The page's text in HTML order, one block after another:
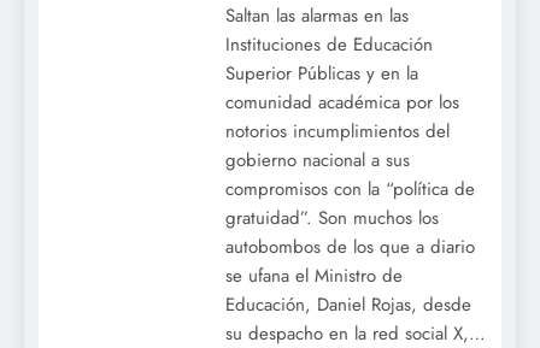
Saltan las alarmas en las
Instituciones de Educación
Superior Públicas y en la
comunidad académica por los
notorios incumplimientos del
gobierno nacional a sus
compromisos con la “política de
gratuidad”. Son muchos los
autobombos de los que a diario
se ufana el Ministro de
Educación, Daniel Rojas, desde
su despacho en la red social X,…